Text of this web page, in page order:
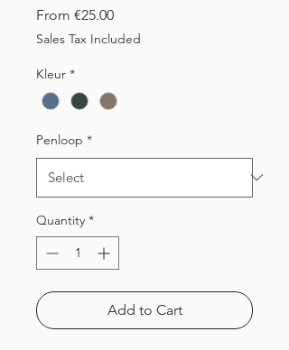
From €25.00Sale
Price
Sales Tax Included
Kleur *
Penloop *
Quantity *
Add to Cart